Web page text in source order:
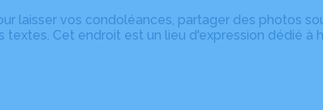
laisser vos condoléances, partager des photos
Cet endroit est un lieu d'expression dédié à